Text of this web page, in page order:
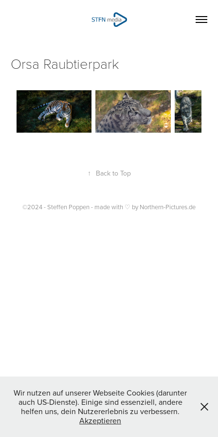
Orsa Raubtierpark
↑ Back to Top
©2024 - Steffen Poppen - made with ♡ by Northern-Pictures.de
Wir nutzen auf unserer Webseite Cookies (darunter
auch US-Dienste). Einige sind essenziell, andere
helfen uns, dein Nutzererlebnis zu verbessern.
Akzeptieren